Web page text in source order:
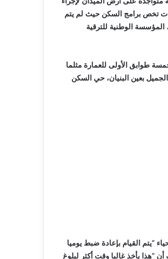
تخص برامج السكن حيث لم يتم
الوطنية للترقية
طوابق الأولى للعمارة مثلما
سيدي عبد الله، حي 1000 سكن المنظر الجميل بعين البنيان، حي السكن
“يتم القيام بإعادة ضبط يوميا
“هذا يأخذ غالبا وقت أكثر لبلوغ